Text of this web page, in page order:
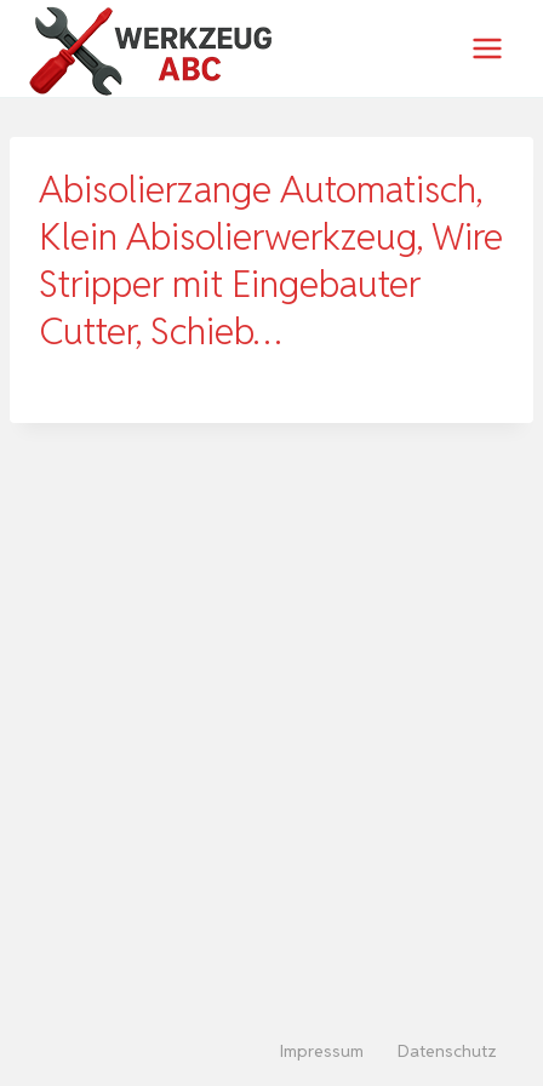
Zum
Inhalt
springen
Abisolierzange Automatisch,
Klein Abisolierwerkzeug, Wire
Stripper mit Eingebauter
Cutter, Schieb…
Impressum Datenschutz